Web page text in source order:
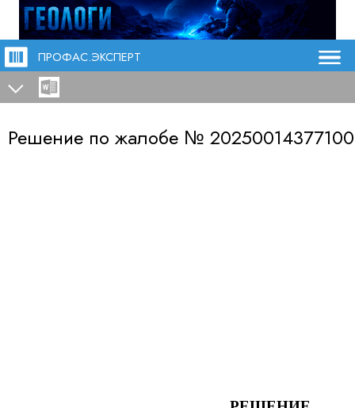
ПРОФАС.ЭКСПЕРТ
Решение по жалобе №